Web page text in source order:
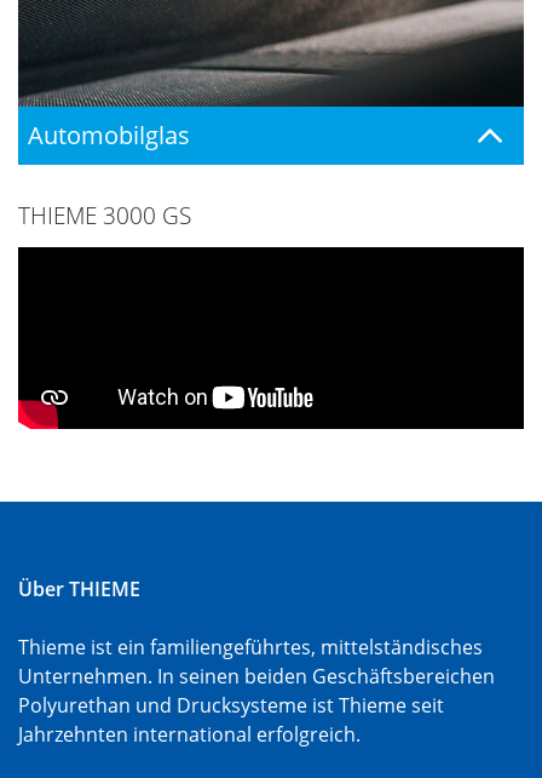
Automobilglas
THIEME 3000 GS
Über THIEME
Thieme ist ein familiengeführtes, mittelständisches
Unternehmen. In seinen beiden Geschäftsbereichen
Polyurethan und Drucksysteme ist Thieme seit
Jahrzehnten international erfolgreich.